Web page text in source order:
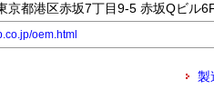
都港区赤坂7丁目9-5 赤坂Qビル
oem.html
製